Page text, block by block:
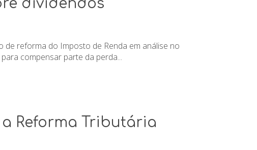
dividendos
de reforma do Imposto de Renda em análise no
compensar parte da perda...
Reforma Tributária